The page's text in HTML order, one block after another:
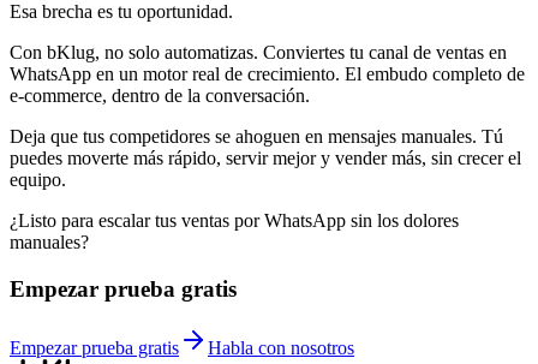
Esa brecha es tu oportunidad.
Con bKlug, no solo automatizas. Conviertes tu canal de ventas en
WhatsApp en un motor real de crecimiento. El embudo completo de
e-commerce, dentro de la conversación.
Deja que tus competidores se ahoguen en mensajes manuales. Tú
puedes moverte más rápido, servir mejor y vender más, sin crecer el
equipo.
¿Listo para escalar tus ventas por WhatsApp sin los dolores
manuales?
Empezar prueba gratis
Empezar prueba gratis Habla con nosotros